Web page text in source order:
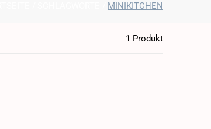
MINIKITCHEN
1 Produkt